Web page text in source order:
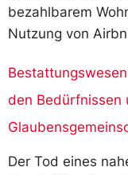
bezahlbarem
Nutzung von
den Bedürfnissen
Der Tod eines